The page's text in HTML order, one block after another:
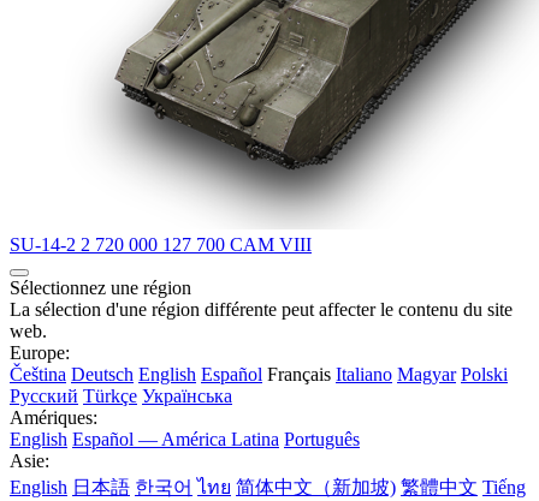
SU-14-2 2 720 000 127 700 CAM VIII
Sélectionnez une région
La sélection d'une région différente peut affecter le contenu du site
web.
Europe:
Čeština Deutsch English Español Français Italiano Magyar Polski
Русский Türkçe Українська
Amériques:
English Español — América Latina Português
Asie:
English 日本語 한국어 ไทย 简体中文（新加坡) 繁體中文 Tiếng